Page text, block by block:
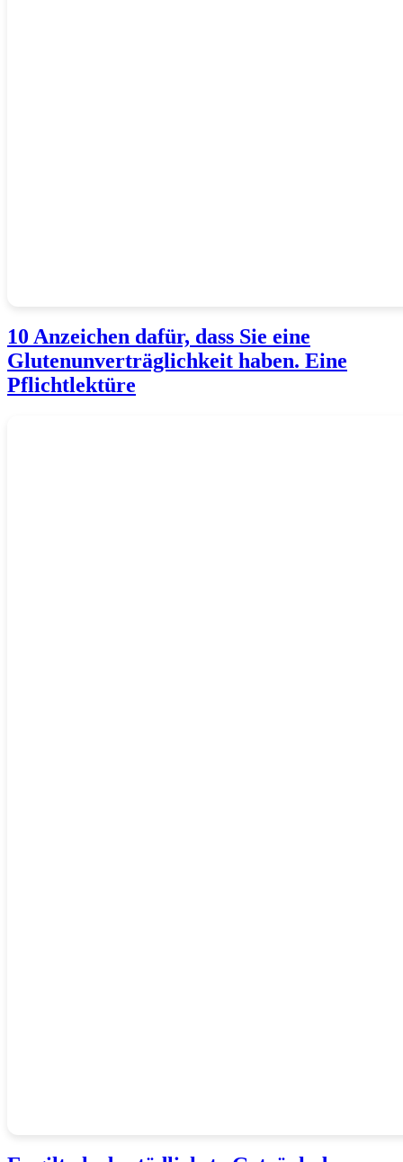
10 Anzeichen dafür, dass Sie eine
Glutenunverträglichkeit haben. Eine
Pflichtlektüre